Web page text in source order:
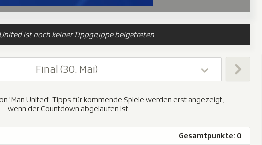
ist noch keiner Tippgruppe beigetreten
Final (30. Mai)
'Man United'. Tipps für kommende Spiele werden erst angezeigt,
wenn der Countdown abgelaufen ist.
Gesamtpunkte: 0